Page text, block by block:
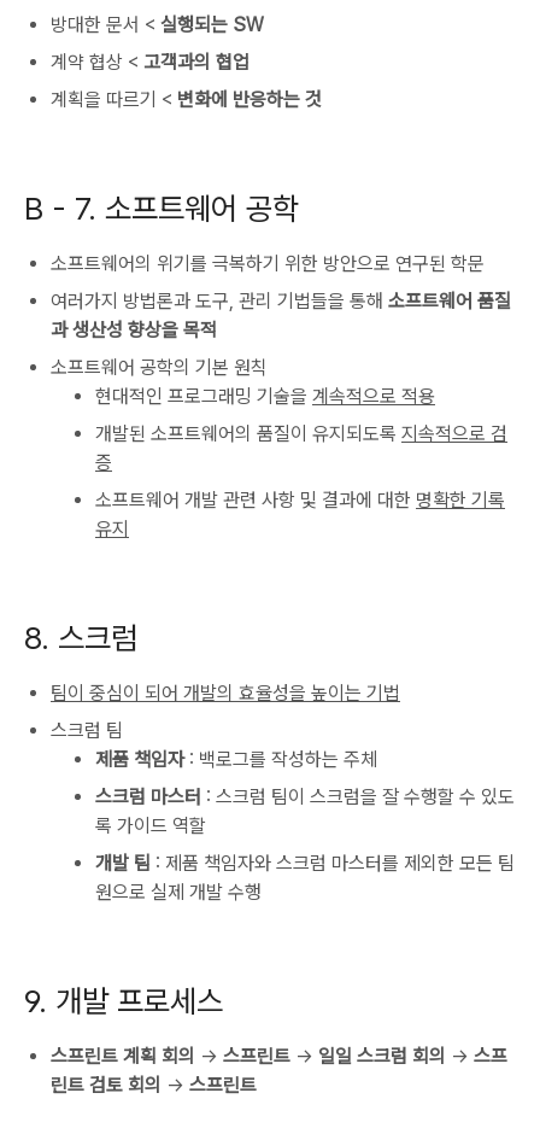
방대한 문서 < 실행되는 SW
계약 협상 < 고객과의 협업
계획을 따르기 < 변화에 반응하는 것
B - 7. 소프트웨어 공학
소프트웨어의 위기를 극복하기 위한 방안으로 연구된 학문
여러가지 방법론과 도구, 관리 기법들을 통해 소프트웨어 품질
과 생산성 향상을 목적
소프트웨어 공학의 기본 원칙
현대적인 프로그래밍 기술을 계속적으로 적용
개발된 소프트웨어의 품질이 유지되도록 지속적으로 검
증
소프트웨어 개발 관련 사항 및 결과에 대한 명확한 기록
유지
8. 스크럼
팀이 중심이 되어 개발의 효율성을 높이는 기법
스크럼 팀
제품 책임자: 백로그를 작성하는 주체
스크럼 마스터 : 스크럼 팀이 스크럼을 잘 수행할 수 있도
록 가이드 역할
개발 팀 : 제품 책임자와 스크럼 마스터를 제외한 모든 팀
원으로 실제 개발 수행
9. 개발 프로세스
스프린트 계획 회의 -> 스프린트 -> 일일 스크럼 회의 -> 스프
린트 검토 회의 -> 스프린트